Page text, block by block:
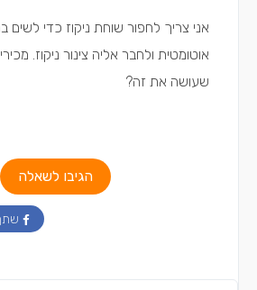
אני צריך לחפור שוחת ניקוז כדי
אוטומטית ולחבר אליה צינור ניקוז.
שעושה את זה?
הגיבו לשאלה